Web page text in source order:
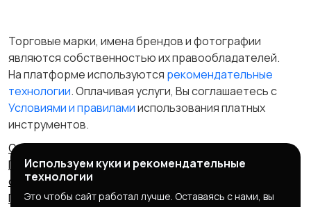
Торговые марки, имена брендов и фотографии
являются собственностью их правообладателей.
На платформе используются рекомендательные
технологии. Оплачивая услуги, Вы соглашаетесь c
Условиями и правиламииспользования платных
инструментов.
Отказ от ответственности
Правила сервиса
Политика конфиденциальности
Пользовательское
соглашение
Запрещенные товары/услуги
Правообладателям
Партнерская программа
Используем куки и рекомендательные
технологии
Это чтобы сайт работал лучше. Оставаясь с нами, вы